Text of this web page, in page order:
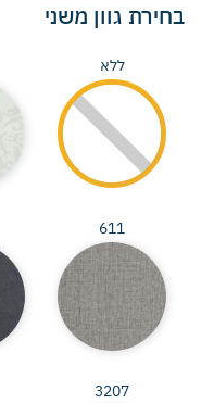
בחירת גוון משני
ללא
611
3207